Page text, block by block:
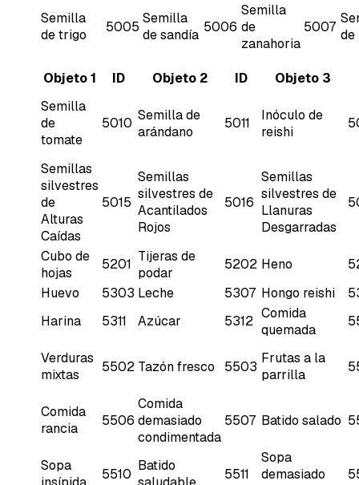
Semilla
de trigo
5005
Semilla
de sandía 5006
Semilla
de
zanahoria
5007 de
Objeto 1 ID Objeto 2 ID Objeto 3
Semilla
de
tomate
5010 Semilla de
arándano
5011
Inóculo de
reishi
Semillas
silvestres
de
Alturas
Caídas
5015
Semillas
silvestres de
Acantilados
Rojos
5016
Semillas
silvestres de
Llanuras
Desgarradas
Cubo de
hojas
5201 Tijeras de
podar
5202 Heno
Huevo
5303 Leche 5307 Hongo reishi
Harina
5311 Azúcar 5312 Comida
quemada
Verduras
mixtas
5502 Tazón fresco 5503
Frutas a la
parrilla
Comida
rancia
5506
Comida
demasiado
condimentada
5507 Batido salado
Sopa
5510
Batido
5511
Sopa
demasiado